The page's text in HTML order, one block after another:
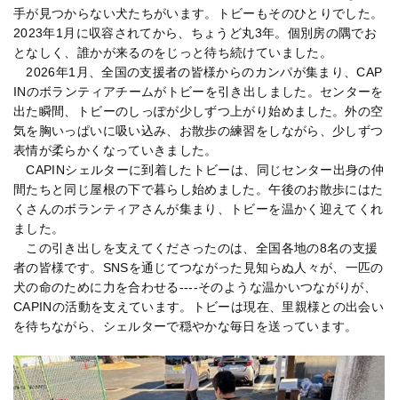
手が見つからない犬たちがいます。トビーもそのひとりでした。
2023年1月に収容されてから、ちょうど丸3年。個別房の隅でお
となしく、誰かが来るのをじっと待ち続けていました。
2026年1月、全国の支援者の皆様からのカンパが集まり、CAP
INのボランティアチームがトビーを引き出しました。センターを
出た瞬間、トビーのしっぽが少しずつ上がり始めました。外の空
気を胸いっぱいに吸い込み、お散歩の練習をしながら、少しずつ
表情が柔らかくなっていきました。
CAPINシェルターに到着したトビーは、同じセンター出身の仲
間たちと同じ屋根の下で暮らし始めました。午後のお散歩にはた
くさんのボランティアさんが集まり、トビーを温かく迎えてくれ
ました。
この引き出しを支えてくださったのは、全国各地の8名の支援
者の皆様です。SNSを通じてつながった見知らぬ人々が、一匹の
犬の命のために力を合わせる----そのような温かいつながりが、
CAPINの活動を支えています。トビーは現在、里親様との出会い
を待ちながら、シェルターで穏やかな毎日を送っています。